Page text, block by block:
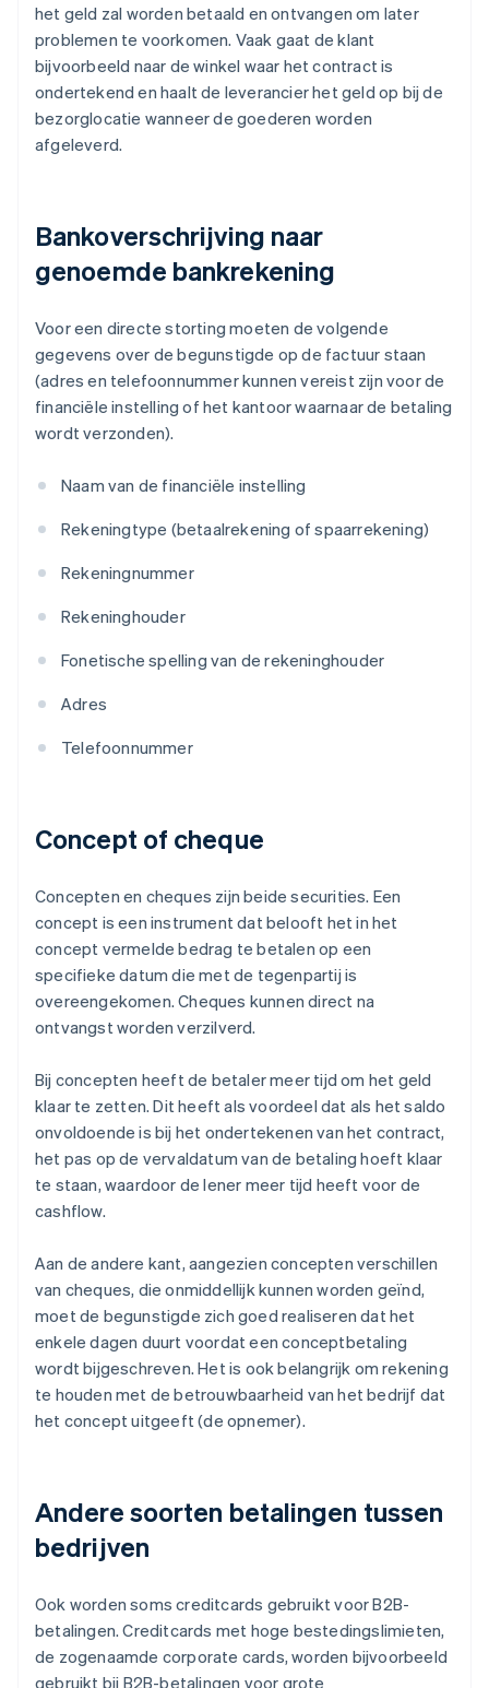
het geld zal worden betaald en ontvangen om later
problemen te voorkomen. Vaak gaat de klant
bijvoorbeeld naar de winkel waar het contract is
ondertekend en haalt de leverancier het geld op bij de
bezorglocatie wanneer de goederen worden
afgeleverd.
Bankoverschrijving naar
genoemde bankrekening
Voor een directe storting moeten de volgende
gegevens over de begunstigde op de factuur staan
(adres en telefoonnummer kunnen vereist zijn voor de
financiële instelling of het kantoor waarnaar de betaling
wordt verzonden).
Naam van de financiële instelling
Rekeningtype (betaalrekening of spaarrekening)
Rekeningnummer
Rekeninghouder
Fonetische spelling van de rekeninghouder
Adres
Telefoonnummer
Concept of cheque
Concepten en cheques zijn beide securities. Een
concept is een instrument dat belooft het in het
concept vermelde bedrag te betalen op een
specifieke datum die met de tegenpartij is
overeengekomen. Cheques kunnen direct na
ontvangst worden verzilverd.
Bij concepten heeft de betaler meer tijd om het geld
klaar te zetten. Dit heeft als voordeel dat als het saldo
onvoldoende is bij het ondertekenen van het contract,
het pas op de vervaldatum van de betaling hoeft klaar
te staan, waardoor de lener meer tijd heeft voor de
cashflow.
Aan de andere kant, aangezien concepten verschillen
van cheques, die onmiddellijk kunnen worden geïnd,
moet de begunstigde zich goed realiseren dat het
enkele dagen duurt voordat een conceptbetaling
wordt bijgeschreven. Het is ook belangrijk om rekening
te houden met de betrouwbaarheid van het bedrijf dat
het concept uitgeeft (de opnemer).
Andere soorten betalingen tussen
bedrijven
Ook worden soms creditcards gebruikt voor B2B-
betalingen. Creditcards met hoge bestedingslimieten,
de zogenaamde corporate cards, worden bijvoorbeeld
gebruikt bij B2B-betalingen voor grote